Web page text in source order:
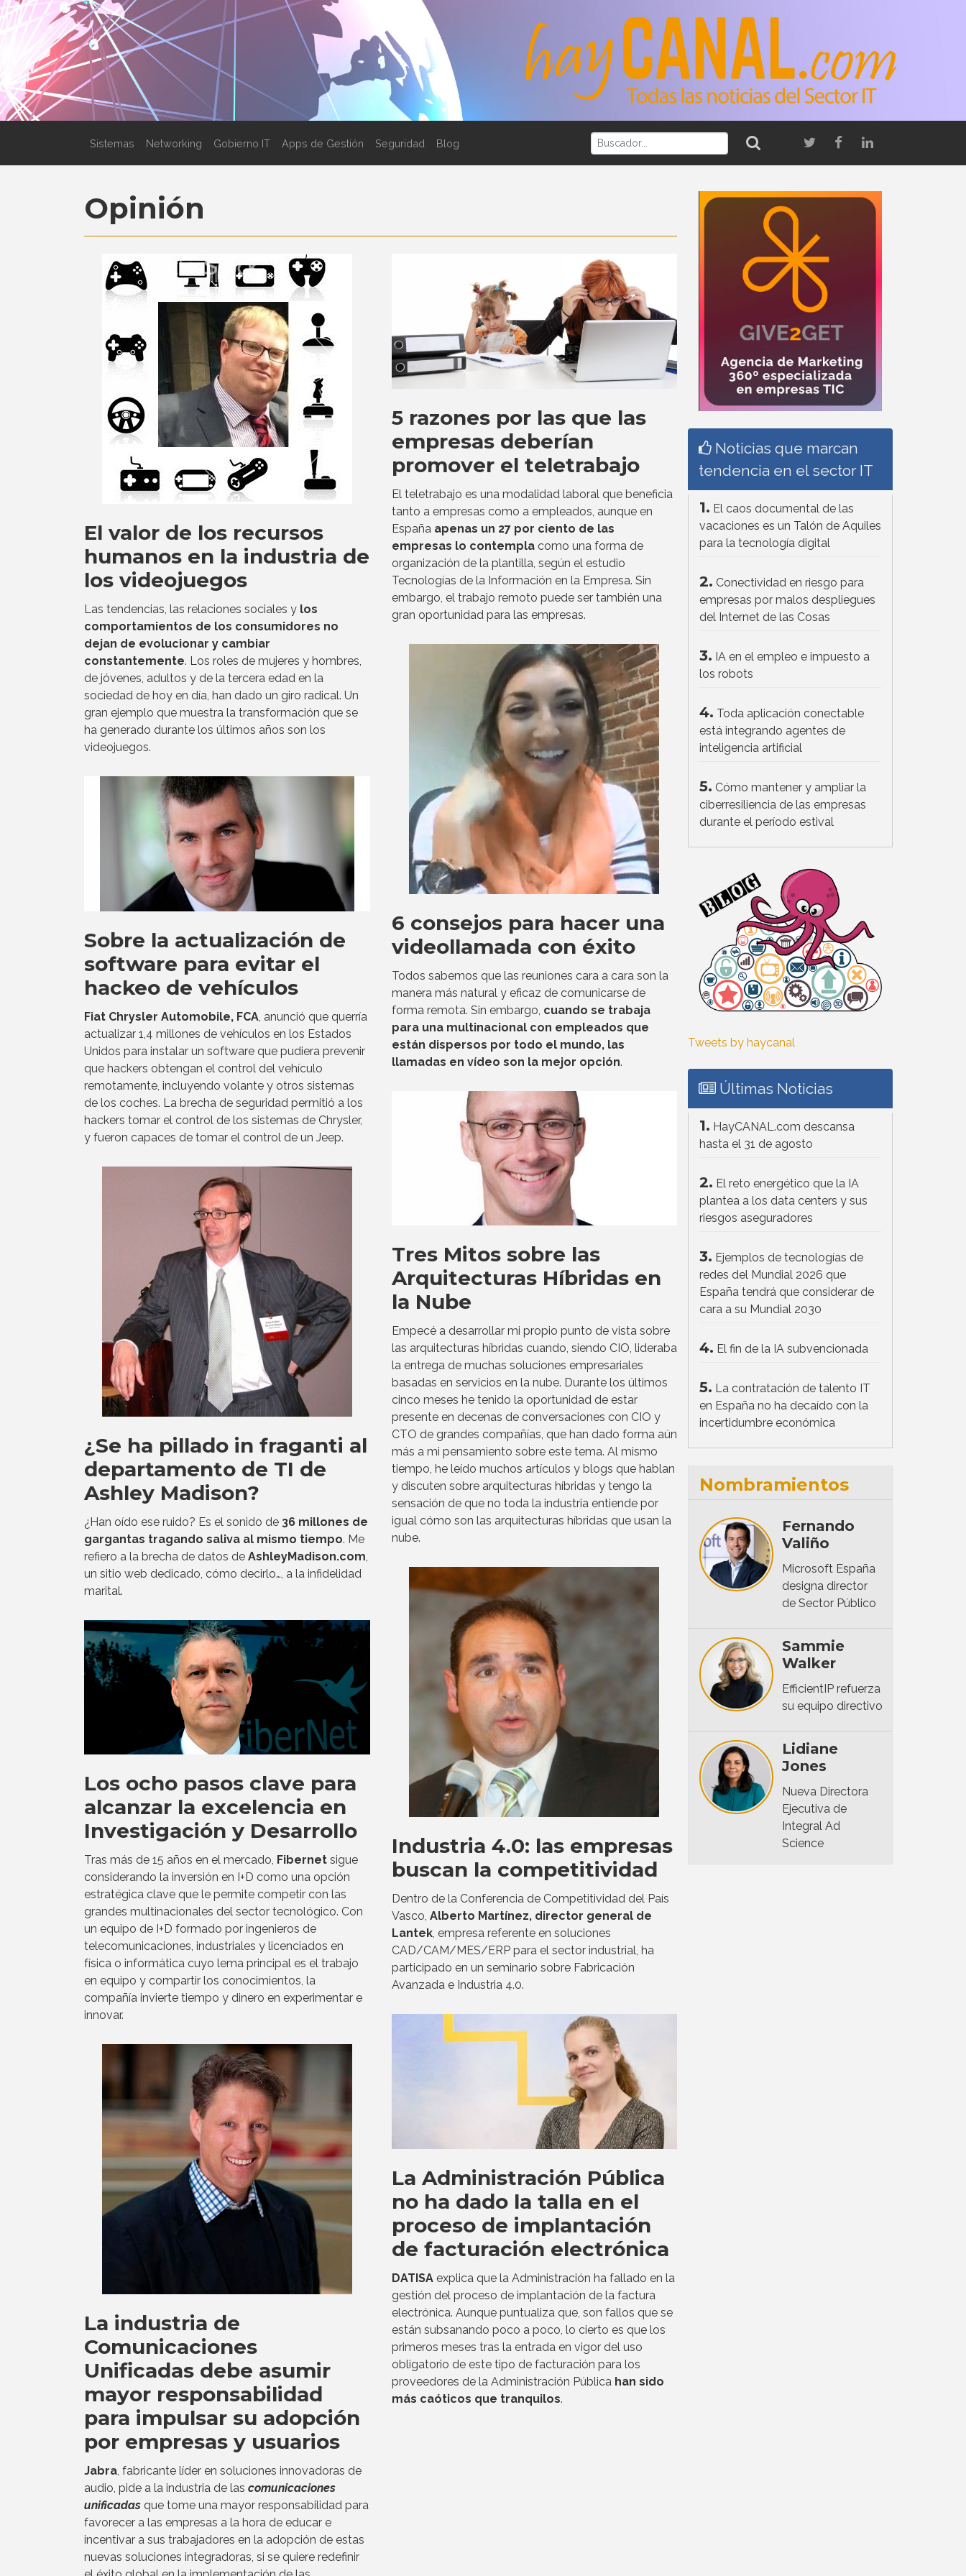
Sistemas Networking Gobierno IT Apps de Gestión Seguridad Blog
Opinión
El valor de los recursos
humanos en la industria de
los videojuegos
Las tendencias, las relaciones sociales y los
comportamientos de los consumidores no
dejan de evolucionar y cambiar
constantemente. Los roles de mujeres y hombres,
de jóvenes, adultos y de la tercera edad en la
sociedad de hoy en día, han dado un giro radical. Un
gran ejemplo que muestra la transformación que se
ha generado durante los últimos años son los
videojuegos.
Sobre la actualización de
software para evitar el
hackeo de vehículos
Fiat Chrysler Automobile, FCA , anunció que querría
actualizar 1,4 millones de vehículos en los Estados
Unidos para instalar un software que pudiera prevenir
que hackers obtengan el control del vehículo
remotamente, incluyendo volante y otros sistemas
de los coches. La brecha de seguridad permitió a los
hackers tomar el control de los sistemas de Chrysler,
y fueron capaces de tomar el control de un Jeep.
¿Se ha pillado in fraganti al
departamento de TI de
Ashley Madison?
¿Han oído ese ruido? Es el sonido de 36 millones de
gargantas tragando saliva al mismo tiempo. Me
refiero a la brecha de datos de AshleyMadison.com
un sitio web dedicado, cómo decirlo…, a la infidelidad
marital.
Los ocho pasos clave para
alcanzar la excelencia en
Investigación y Desarrollo
Tras más de 15 años en el mercado, Fibernet sigue
considerando la inversión en I+D como una opción
estratégica clave que le permite competir con las
grandes multinacionales del sector tecnológico. Con
un equipo de I+D formado por ingenieros de
telecomunicaciones, industriales y licenciados en
física o informática cuyo lema principal es el trabajo
en equipo y compartir los conocimientos, la
compañía invierte tiempo y dinero en experimentar e
innovar.
La industria de
Comunicaciones
Unificadas debe asumir
mayor responsabilidad
para impulsar su adopción
por empresas y usuarios
Jabra, fabricante líder en soluciones innovadoras de
audio, pide a la industria de las comunicaciones
unificadas que tome una mayor responsabilidad para
favorecer a las empresas a la hora de educar e
incentivar a sus trabajadores en la adopción de estas
nuevas soluciones integradoras, si se quiere redefinir
5 razones por las que las
empresas deberían
promover el teletrabajo
El teletrabajo es una modalidad laboral que beneficia
tanto a empresas como a empleados, aunque en
España apenas un 27 por ciento de las
empresas lo contemplacomo una forma de
organización de la plantilla, según el estudio
Tecnologías de la Información en la Empresa. Sin
embargo, el trabajo remoto puede ser también una
gran oportunidad para las empresas.
6 consejos para hacer una
videollamada con éxito
Todos sabemos que las reuniones cara a cara son la
manera más natural y eficaz de comunicarse de
forma remota. Sin embargo, cuando se trabaja
para una multinacional con empleados que
están dispersos por todo el mundo, las
llamadas en vídeo son la mejor opción.
Tres Mitos sobre las
Arquitecturas Híbridas en
la Nube
Empecé a desarrollar mi propio punto de vista sobre
las arquitecturas híbridas cuando, siendo CIO, lideraba
la entrega de muchas soluciones empresariales
basadas en servicios en la nube. Durante los últimos
cinco meses he tenido la oportunidad de estar
presente en decenas de conversaciones con CIO y
CTO de grandes compañías, que han dado forma aún
más a mi pensamiento sobre este tema. Al mismo
tiempo, he leído muchos artículos y blogs que hablan
y discuten sobre arquitecturas híbridas y tengo la
sensación de que no toda la industria entiende por
igual cómo son las arquitecturas híbridas que usan la
nube.
Industria 4.0: las empresas
buscan la competitividad
Dentro de la Conferencia de Competitividad del País
Vasco, Alberto Martínez, director general de
Lantek, empresa referente en soluciones
CAD/CAM/MES/ERP para el sector industrial, ha
participado en un seminario sobre Fabricación
Avanzada e Industria 4.0.
La Administración Pública
no ha dado la talla en el
proceso de implantación
de facturación electrónica
DATISAexplica que la Administración ha fallado en la
gestión del proceso de implantación de la factura
electrónica. Aunque puntualiza que, son fallos que se
están subsanando poco a poco, lo cierto es que los
primeros meses tras la entrada en vigor del uso
obligatorio de este tipo de facturación para los
proveedores de la Administración Pública han sido
más caóticos que tranquilos.
Noticias que marcan
tendencia en el sector IT
1. El caos documental de las
vacaciones es un Talón de Aquiles
para la tecnología digital
2. Conectividad en riesgo para
empresas por malos despliegues
del Internet de las Cosas
3. IA en el empleo e impuesto a
los robots
4. Toda aplicación conectable
está integrando agentes de
inteligencia artificial
5. Cómo mantener y ampliar la
ciberresiliencia de las empresas
durante el período estival
Tweets by haycanal
Últimas Noticias
1. HayCANAL.com descansa
hasta el 31 de agosto
2. El reto energético que la IA
plantea a los data centers y sus
riesgos aseguradores
3. Ejemplos de tecnologías de
redes del Mundial 2026 que
España tendrá que considerar de
cara a su Mundial 2030
4. El fin de la IA subvencionada
5. La contratación de talento IT
en España no ha decaído con la
incertidumbre económica
Nombramientos
Fernando
Valiño
Microsoft España
designa director
de Sector Público
Sammie
Walker
EfficientIP refuerza
su equipo directivo
Lidiane
Jones
Nueva Directora
Ejecutiva de
Integral Ad
Science